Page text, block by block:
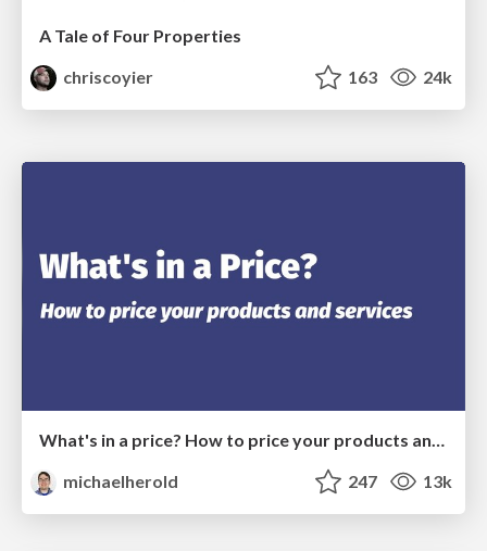
A Tale of Four Properties
chriscoyier
163 24k
What's in a price? How to price your products and services
michaelherold
247 13k